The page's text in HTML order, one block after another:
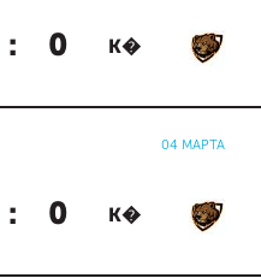
: 0 К�
04 МАРТА
: 0 К�